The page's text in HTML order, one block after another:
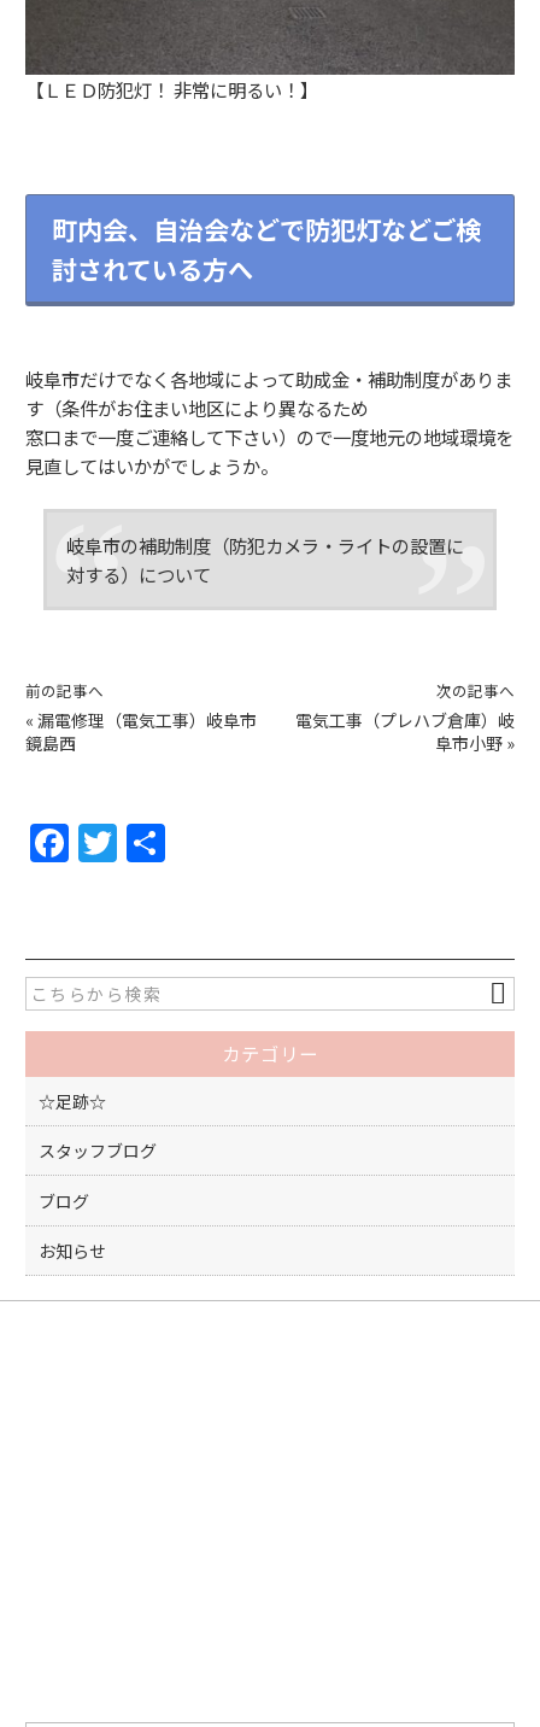
【ＬＥＤ防犯灯！ 非常に明るい！】
町内会、自治会などで防犯灯などご検
討されている方へ
岐阜市だけでなく各地域によって助成金・補助制度がありま
す（条件がお住まい地区により異なるため
窓口まで一度ご連絡して下さい）ので一度地元の地域環境を
見直してはいかがでしょうか。
岐阜市の補助制度（防犯カメラ・ライトの設置に
対する）について
前の記事へ
« 漏電修理（電気工事）岐阜市
鏡島西
次の記事へ
電気工事（プレハブ倉庫）岐
阜市小野 »
F
a
e
b
o
o
k
T
w
er
カテゴリー
☆足跡☆
スタッフブログ
ブログ
お知らせ